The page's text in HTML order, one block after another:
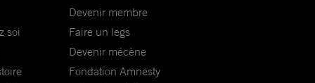
soi
Devenir membre
Faire un legs
Devenir mécène
Fondation Amnesty